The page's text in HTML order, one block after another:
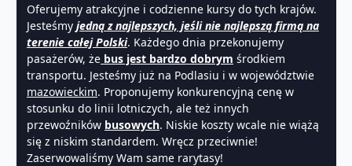
Oferujemy atrakcyjne i codzienne kursy do tych krajów.
Jesteśmy jedną z najlepszych, jeśli nie najlepszą firmą na
terenie całej Polski. Każdego dnia przekonujemy
pasażerów, że bus jest bardzo dobrym środkiem
transportu. Jesteśmy już na Podlasiu i w województwie
mazowieckim. Proponujemy konkurencyjną cenę w
stosunku do linii lotniczych, ale też innych
przewoźników busowych. Niskie koszty wcale nie wiążą
się z niskim standardem. Wręcz przeciwnie!
Zaserwowaliśmy Wam same rarytasy!